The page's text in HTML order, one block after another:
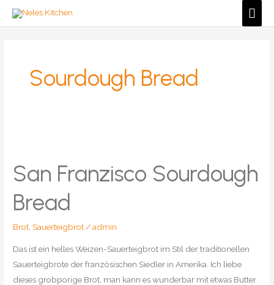
Zum
Sourdough Bread
San Franzisco Sourdough
Bread
Brot,Sauerteigbrot/admin
Das ist ein helles Weizen-Sauerteigbrot im Stil der traditionellen
Sauerteigbrote der französischen Siedler in Amerika. Ich liebe
dieses grobporige Brot, man kann es wunderbar mit etwas Butter